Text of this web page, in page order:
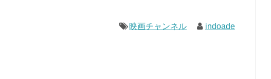
映画チャンネル indoade